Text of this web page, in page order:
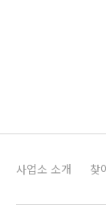
사업소 소개 찾